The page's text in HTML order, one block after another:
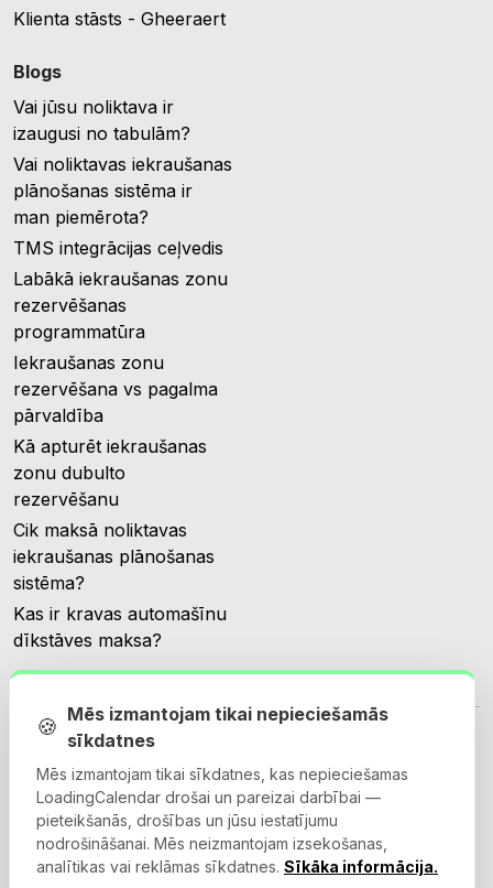
Klienta stāsts - Gheeraert
Blogs
Vai jūsu noliktava ir
izaugusi no tabulām?
Vai noliktavas iekraušanas
plānošanas sistēma ir
man piemērota?
TMS integrācijas ceļvedis
Labākā iekraušanas zonu
rezervēšanas
programmatūra
Iekraušanas zonu
rezervēšana vs pagalma
pārvaldība
Kā apturēt iekraušanas
zonu dubulto
rezervēšanu
Cik maksā noliktavas
iekraušanas plānošanas
sistēma?
Kas ir kravas automašīnu
dīkstāves maksa?
© 2026 Loadingcalendar.com. Visas tiesības aizsargātas.
🍪 Mēs izmantojam tikai nepieciešamās
sīkdatnes
Mēs izmantojam tikai sīkdatnes, kas nepieciešamas
LoadingCalendar drošai un pareizai darbībai —
pieteikšanās, drošības un jūsu iestatījumu
nodrošināšanai. Mēs neizmantojam izsekošanas,
analītikas vai reklāmas sīkdatnes. Sīkāka informācija.